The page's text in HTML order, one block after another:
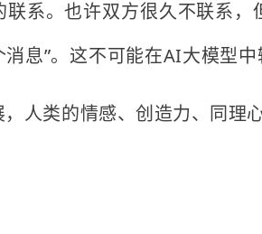
联系。也许双方很久不联系
息”。这不可能在AI大模型
人类的情感、创造力、同理